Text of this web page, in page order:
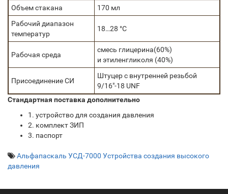
Объем стакана
170 мл
Рабочий диапазон
температур
18…28 °C
Рабочая среда
смесь глицерина(60%)
и этиленгликоля (40%)
Присоединение СИ
Штуцер с внутренней резьбой
9/16"-18 UNF
Стандартная поставка дополнительно
1. устройство для создания давления
2. комплект ЗИП
3. паспорт
Альфапаскаль УСД-7000 Устройства создания высокого
давления